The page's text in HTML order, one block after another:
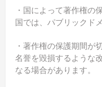
・国によって著作権の
国では、パブリックド
・著作権の保護期間が
名誉を毀損するような
なる場合があります。